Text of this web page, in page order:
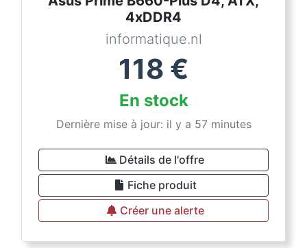
4xDDR4
informatique.nl
118 €
En stock
Dernière mise à jour: il y a 57 minutes
Détails de l'offre
Fiche produit
Créer une alerte